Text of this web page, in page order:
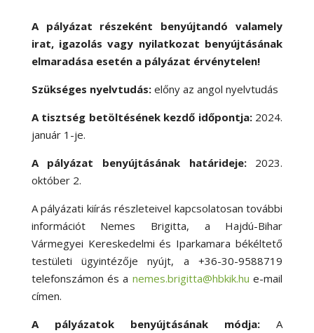
A pályázat részeként benyújtandó valamely
irat, igazolás vagy nyilatkozat benyújtásának
elmaradása esetén a pályázat érvénytelen!
Szükséges nyelvtudás: előny az angol nyelvtudás
A tisztség betöltésének kezdő időpontja: 2024.
január 1-je.
A pályázat benyújtásának határideje:2023.
október 2.
A pályázati kiírás részleteivel kapcsolatosan további
információt Nemes Brigitta, a Hajdú-Bihar
Vármegyei Kereskedelmi és Iparkamara békéltető
testületi ügyintézője nyújt, a +36-30-9588719
telefonszámon és a nemes.brigitta@hbkik.hu e-mail
címen.
A pályázatok benyújtásának módja:A